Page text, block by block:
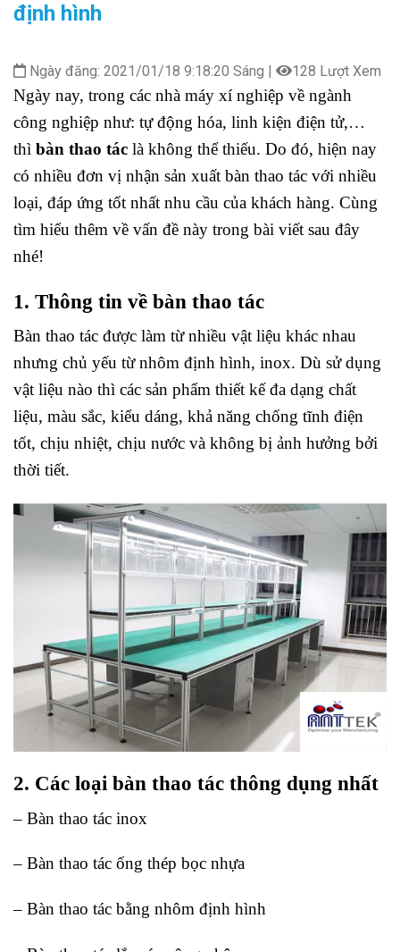
định hình
Ngày đăng: 2021/01/18 9:18:20 Sáng | 128 Lượt Xem
Ngày nay, trong các nhà máy xí nghiệp về ngành
công nghiệp như: tự động hóa, linh kiện điện tử,…
thì bàn thao tác là không thể thiếu. Do đó, hiện nay
có nhiều đơn vị nhận sản xuất bàn thao tác với nhiều
loại, đáp ứng tốt nhất nhu cầu của khách hàng. Cùng
tìm hiểu thêm về vấn đề này trong bài viết sau đây
nhé!
1. Thông tin về bàn thao tác
Bàn thao tác được làm từ nhiều vật liệu khác nhau
nhưng chủ yếu từ nhôm định hình, inox. Dù sử dụng
vật liệu nào thì các sản phẩm thiết kế đa dạng chất
liệu, màu sắc, kiểu dáng, khả năng chống tĩnh điện
tốt, chịu nhiệt, chịu nước và không bị ảnh hưởng bởi
thời tiết.
2. Các loại bàn thao tác thông dụng nhất
– Bàn thao tác inox
– Bàn thao tác ống thép bọc nhựa
– Bàn thao tác bằng nhôm định hình